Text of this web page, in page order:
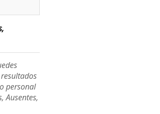
personal
Ausentes,